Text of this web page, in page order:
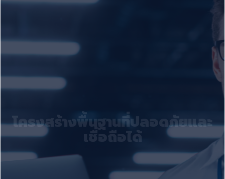
AWS Cloud Hosting ระดับโลก
ในราคาสุดพิเศษ
พร้อมบริการดูแลด้วยระบบ Server Monitoring Service 24/7
โครงสร้างพื้นฐานที่ปลอดภัยและ
เชื่อถือได้
Cloud ที่มั่นใจได้ ด้วย Uptime 99.995% – เข้าถึงได้ทุกเวลา ไม่มี
สะดุด
ราคาเริ่มต้นเพียง 164 บาท/เดือน
ส่งเสริมธุรกิจและบุคคลทั่วไปด้วยโซลูชัน คลาวด์โฮสติ้งที่ปรับขยายได้
ปลอดภัย และราคาไม่แพง